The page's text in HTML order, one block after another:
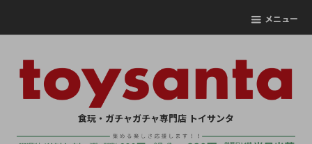
メニュー
食玩・ガチャガチャ専門店 トイサンタ